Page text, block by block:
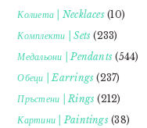
Колиета | Necklaces(10)
Комплекти | Sets (233)
Медальони | Pendants (544)
Обеци | Earrings (237)
Пръстени | Rings (212)
Картини | Paintings(38)